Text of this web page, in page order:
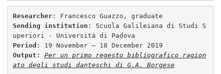
Researcher: Francesco Guazzo, graduate
Sending institution : Scuola Galileiana di Studi S
uperiori - Università di Padova
Period
Output:
Per un primo regesto bibliografico ragion
ato degli studi danteschi di G.A. Borgese